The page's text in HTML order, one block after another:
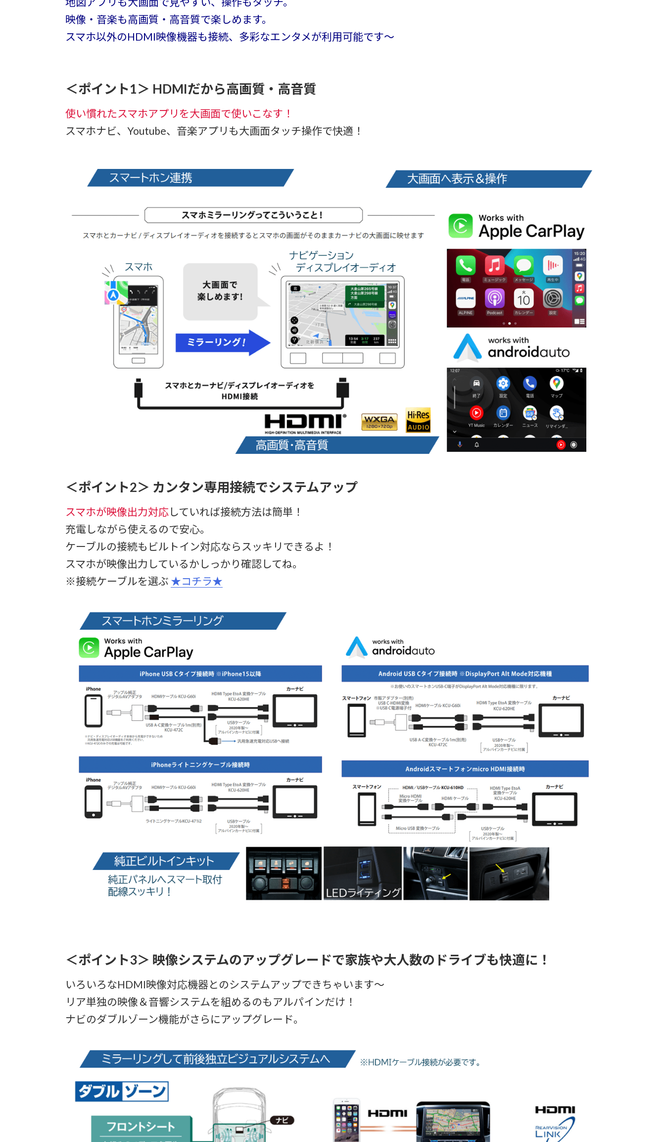
映像・音楽も高画質・高音質で楽しめます。
スマホ以外のHDMI映像機器も接続、多彩なエンタメが利用可能です～
＜ポイント1＞ HDMIだから高画質・高音質
使い慣れたスマホアプリを大画面で使いこなす！
スマホナビ、Youtube、音楽アプリも大画面タッチ操作で快適！
＜ポイント2＞ カンタン専用接続でシステムアップ
スマホが映像出力対応 していれば接続方法は簡単！
充電しながら使えるので安心。
ケーブルの接続もビルトイン対応ならスッキリできるよ！
スマホが映像出力しているかしっかり確認してね。
※接続ケーブルを選ぶ ★コチラ★
＜ポイント3＞ 映像システムのアップグレードで家族や大人数のドライブも快適に！
いろいろなHDMI映像対応機器とのシステムアップできちゃいます～
リア単独の映像＆音響システムを組めるのもアルパインだけ！
ナビのダブルゾーン機能がさらにアップグレード。